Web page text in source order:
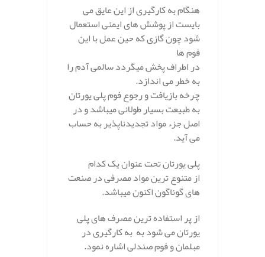
هنگام به کارگیری از این عایق می
بایست از پوشش های ایمنی استعمال
شود چون گازی که حین عمل با این
فوم ها
در اطراف پخش میگردد سالمی آدم را
به خطر می اندازد.
چرخه بازیافت و رجوع فوم پلی یورتان
به طبیعت بسیار طولانی میباشد و در
اصل جزء مواد تجدیدناپذیر به حساب
می آید.
پلی یورتان تحت عنوان یک کدام
از متنوع ترین مواد مصرفی در صنعت
های گوناگون اکنون میباشد.
از پر استفاده ترین مصرف های پلی
یورتان می شود به به کارگیری در
مبلمان و فوم صندلی اشاره نمود.